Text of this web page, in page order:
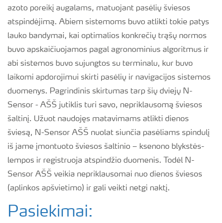
azoto poreikį augalams, matuojant pasėlių šviesos
atspindėjimą. Abiem sistemoms buvo atlikti tokie patys
lauko bandymai, kai optimalios konkrečių trąšų normos
buvo apskaičiuojamos pagal agronominius algoritmus ir
abi sistemos buvo sujungtos su terminalu, kur buvo
laikomi apdorojimui skirti pasėlių ir navigacijos sistemos
duomenys. Pagrindinis skirtumas tarp šių dviejų N-
Sensor - AŠŠ jutiklis turi savo, nepriklausomą šviesos
šaltinį. Užuot naudojęs matavimams atlikti dienos
šviesą, N-Sensor AŠŠ nuolat siunčia pasėliams spindulį
iš jame įmontuoto šviesos šaltinio – ksenono blykstės-
lempos ir registruoja atspindžio duomenis. Todėl N-
Sensor AŠŠ veikia nepriklausomai nuo dienos šviesos
(aplinkos apšvietimo) ir gali veikti netgi naktį.
Pasiekimai: